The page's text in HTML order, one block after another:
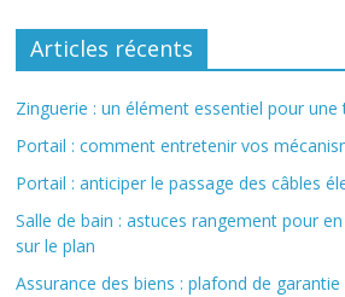
Articles récents
Zinguerie : un élément essentiel pour
Portail : comment entretenir vos
Portail : anticiper le passage des câbles
Salle de bain : astuces rangement pour
sur le plan
Assurance des biens : plafond de